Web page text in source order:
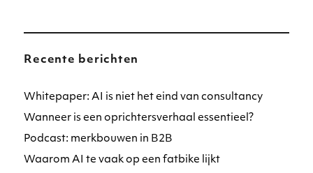
Recente berichten
Whitepaper: AI is niet het eind van consultancy
Wanneer is een oprichtersverhaal essentieel?
Podcast: merkbouwen in B2B
Waarom AI te vaak op een fatbike lijkt